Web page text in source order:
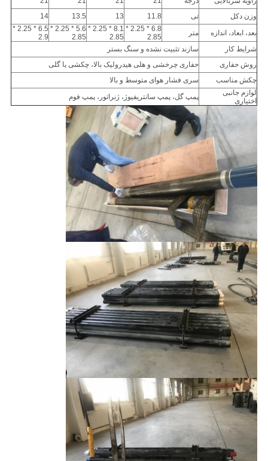
وزن دکل
تی 11.8
13
13.5
14
بعد، ابعاد، اندازه
متر
6.8 * 2.25 *
2.85
8.1 * 2.25 *
2.85
5.6 * 2.25 *
2.85
6.5 * 2.25 *
2.9
شرایط کار
سازند تثبیت نشده و سنگ بستر
روش حفاری
حفاری چرخشی و هلی هیدرولیک بالا، چکشی یا گلی
چکش مناسب
سری فشار هوای متوسط ​​و بالا
لوازم جانبی
اختیاری
پمپ گل، پمپ سانتریفیوژ، ژنراتور، پمپ فوم